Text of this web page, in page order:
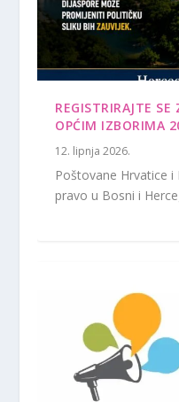
REGISTRIRAJTE SE
OPĆIM IZBORIMA
12. lipnja 2026.
Poštovane Hrvatice
pravo u Bosni i